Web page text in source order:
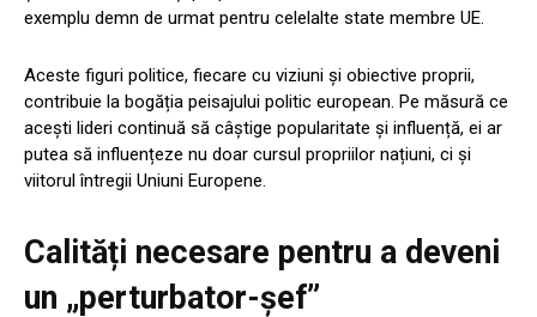
exemplu demn de urmat pentru celelalte state membre UE.
Aceste figuri politice, fiecare cu viziuni și obiective proprii,
contribuie la bogăția peisajului politic european. Pe măsură ce
acești lideri continuă să câștige popularitate și influență, ei ar
putea să influențeze nu doar cursul propriilor națiuni, ci și
viitorul întregii Uniuni Europene.
Calități necesare pentru a deveni
un „perturbator-șef”